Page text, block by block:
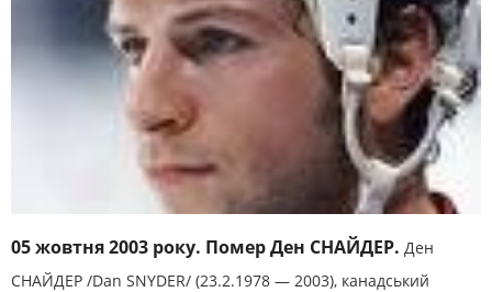
05 жовтня 2003 року. Помер Ден СНАЙДЕР. Ден
СНАЙДЕР /Dan SNYDER/ (23.2.1978 — 2003), канадський